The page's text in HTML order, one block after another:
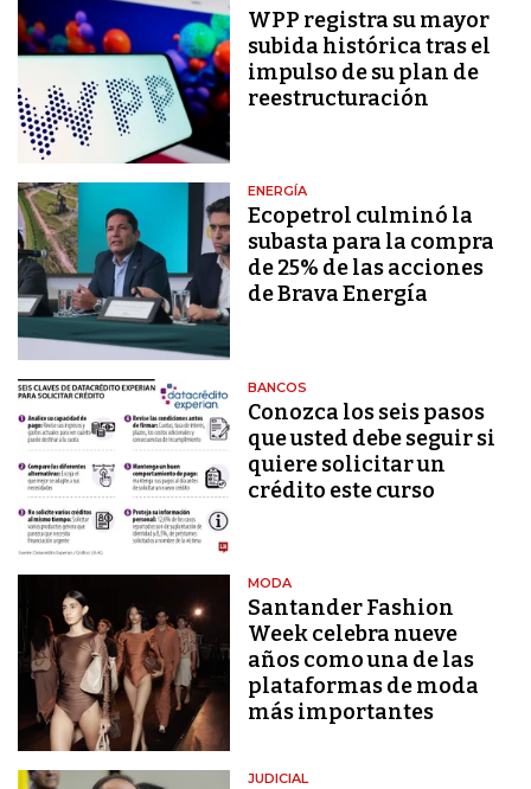
WPP registra su mayor
subida histórica tras el
impulso de su plan de
reestructuración
ENERGÍA
Ecopetrol culminó la
subasta para la compra
de 25% de las acciones
de Brava Energía
BANCOS
Conozca los seis pasos
que usted debe seguir si
quiere solicitar un
crédito este curso
MODA
Santander Fashion
Week celebra nueve
años como una de las
plataformas de moda
más importantes
JUDICIAL